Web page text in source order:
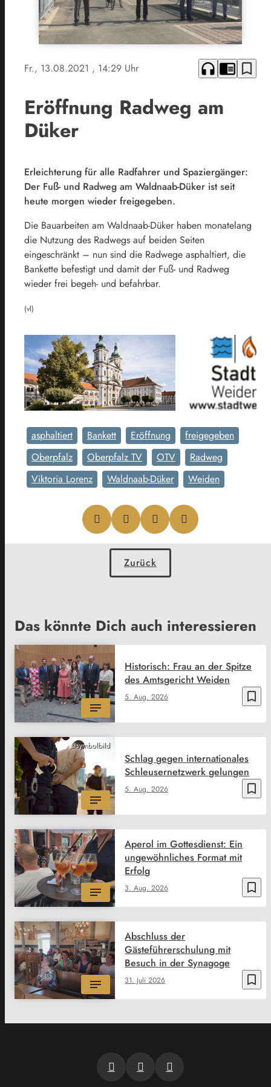
Fr., 13.08.2021 , 14:29 Uhr headphones chrome_reader_mode bookmark_border
Eröffnung Radweg am
Düker
Erleichterung für alle Radfahrer und Spaziergänger:
Der Fuß- und Radweg am Waldnaab-Düker ist seit
heute morgen wieder freigegeben.
Die Bauarbeiten am Waldnaab-Düker haben monatelang
die Nutzung des Radwegs auf beiden Seiten
eingeschränkt – nun sind die Radwege asphaltiert, die
Bankette befestigt und damit der Fuß- und Radweg
wieder frei begeh- und befahrbar.
(vl)
asphaltiert Bankett Eröffnung
freigegeben
Oberpfalz
Oberpfalz TV OTV
Radweg
Viktoria Lorenz
Waldnaab-Düker Weiden
Zurück
Das könnte Dich auch interessieren
bookmark_border
5. Aug. 2026
Historisch: Frau an der Spitze
des Amtsgericht Weiden
@symbolbild
bookmark_border
5. Aug. 2026
Schlag gegen internationales
Schleusernetzwerk gelungen
bookmark_border
3. Aug. 2026
Aperol im Gottesdienst: Ein
ungewöhnliches Format mit
Erfolg
bookmark_border
31. Juli 2026
Abschluss der
Gästeführerschulung mit
Besuch in der Synagoge